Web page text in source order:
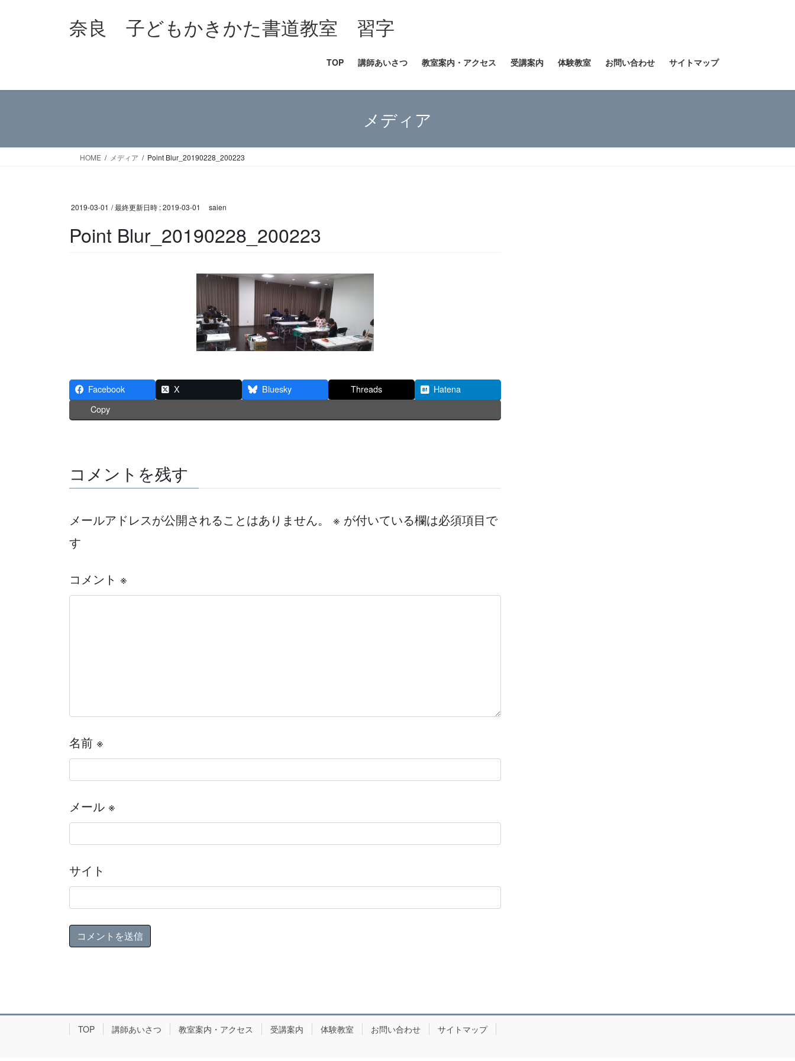
ス
ン
奈良 子どもかきかた書道教室 習字
TOP 講師あいさつ 教室案内・アクセス 受講案内 体験教室 お問い合わせ サイトマップ
メディア
HOME メディア Point Blur_20190228_200223
2019-03-01 / 最終更新日時 :2019-03-01 saien
Point Blur_20190228_200223
Facebook X Bluesky Threads
Hatena
Copy
コメントを残す
メールアドレスが公開されることはありません。 ※ が付いている欄は必須項目で
す
コメント ※
名前 ※
メール ※
サイト
TOP 講師あいさつ 教室案内・アクセス 受講案内 体験教室 お問い合わせ サイトマップ